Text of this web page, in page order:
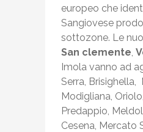
europeo che
Sangiovese
sottozone. Le
San clemente,
Imola vanno ad
Serra, Brisighella,
Modigliana,
Predappio,
Cesena, Mercato